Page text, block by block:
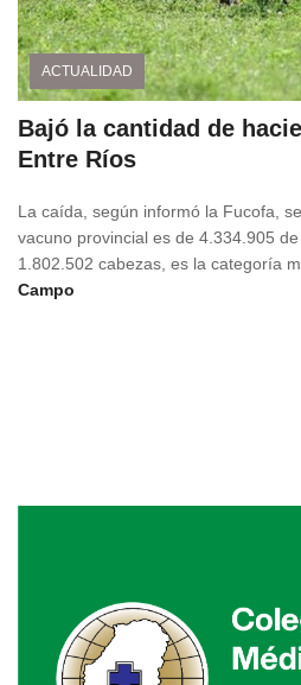
ACTUALIDAD
Bajó la cantidad de
Entre Ríos
La caída, según informó la Fucofa,
vacuno provincial es de 4.334.905
1.802.502 cabezas, es la categoría
Campo